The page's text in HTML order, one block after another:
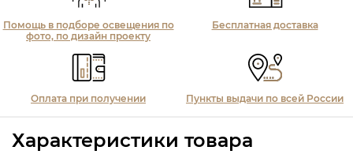
Помощь в подборе освещения по
фото, по дизайн проекту
Бесплатная доставка
Оплата при получении Пункты выдачи по всей России
Характеристики товара